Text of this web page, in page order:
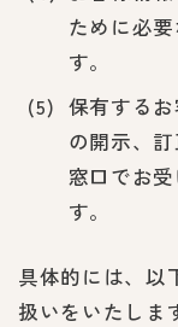
ために必
す。
保有する
の開示、
窓口でお
す。
具体的には、以
扱いをいたしま